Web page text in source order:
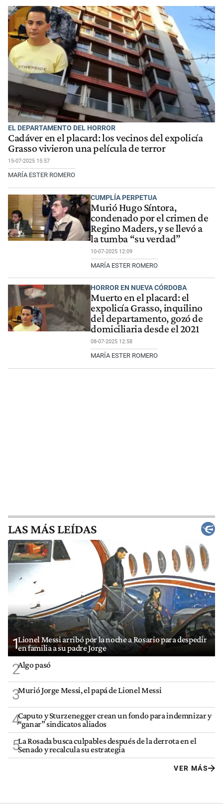
EL DEPARTAMENTO DEL HORROR
Cadáver en el placard: los vecinos del expolicía
Grasso vivieron una película de terror
15-07-2025 15:57
MARÍA ESTER ROMERO
CUMPLÍA PERPETUA
Murió Hugo Síntora,
condenado por el crimen de
Regino Maders, y se llevó a
la tumba “su verdad”
10-07-2025 12:09
MARÍA ESTER ROMERO
HORROR EN NUEVA CÓRDOBA
Muerto en el placard: el
expolicía Grasso, inquilino
del departamento, gozó de
domiciliaria desde el 2021
08-07-2025 12:58
MARÍA ESTER ROMERO
LAS MÁS LEÍDAS
1Lionel Messi arribó por la noche a Rosario para despedir
en familia a su padre Jorge
2Algo pasó
3Murió Jorge Messi, el papá de Lionel Messi
4Caputo y Sturzenegger crean un fondo para indemnizar y
“ganar” sindicatos aliados
5La Rosada busca culpables después de la derrota en el
Senado y recalcula su estrategia
VER MÁS